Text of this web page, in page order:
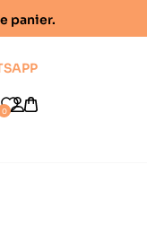
panier.
0